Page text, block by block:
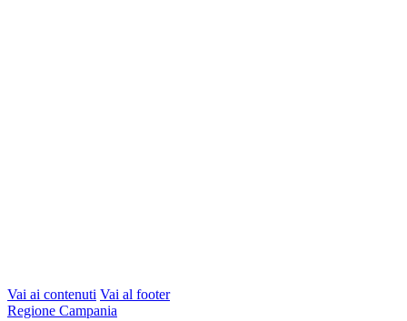
Vai ai contenuti Vai al footer
Regione Campania